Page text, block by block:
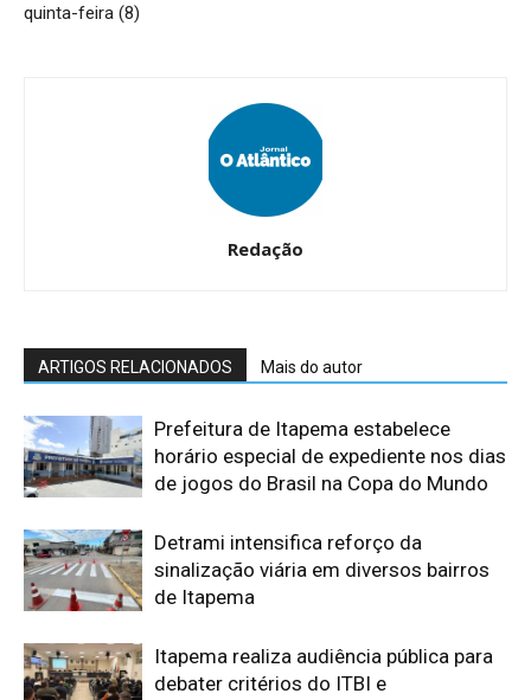
quinta-feira (8)
Redação
ARTIGOS RELACIONADOS Mais do autor
Prefeitura de Itapema estabelece
horário especial de expediente nos dias
de jogos do Brasil na Copa do Mundo
Detrami intensifica reforço da
sinalização viária em diversos bairros
de Itapema
Itapema realiza audiência pública para
debater critérios do ITBI e